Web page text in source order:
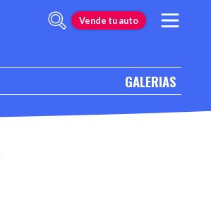
Vende tu auto
GALERIAS